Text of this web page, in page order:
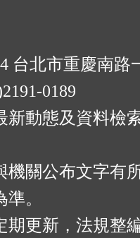
台北市重慶南路
0189
新動態及資料檢
機關公布文字有
。
期更新，法規整